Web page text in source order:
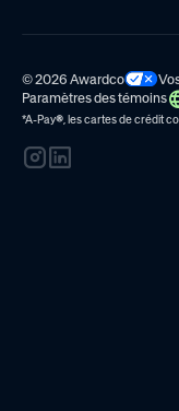
© 2026 Awardco
Paramètres des témoins
*A-Pay®, les cartes de crédit